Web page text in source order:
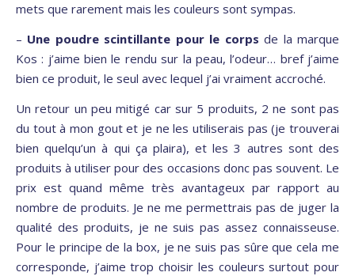
mets que rarement mais les couleurs sont sympas.
– Une poudre scintillante pour le corps de la marque
Kos : j’aime bien le rendu sur la peau, l’odeur… bref j’aime
bien ce produit, le seul avec lequel j’ai vraiment accroché.
Un retour un peu mitigé car sur 5 produits, 2 ne sont pas
du tout à mon gout et je ne les utiliserais pas (je trouverai
bien quelqu’un à qui ça plaira), et les 3 autres sont des
produits à utiliser pour des occasions donc pas souvent. Le
prix est quand même très avantageux par rapport au
nombre de produits. Je ne me permettrais pas de juger la
qualité des produits, je ne suis pas assez connaisseuse.
Pour le principe de la box, je ne suis pas sûre que cela me
corresponde, j’aime trop choisir les couleurs surtout pour